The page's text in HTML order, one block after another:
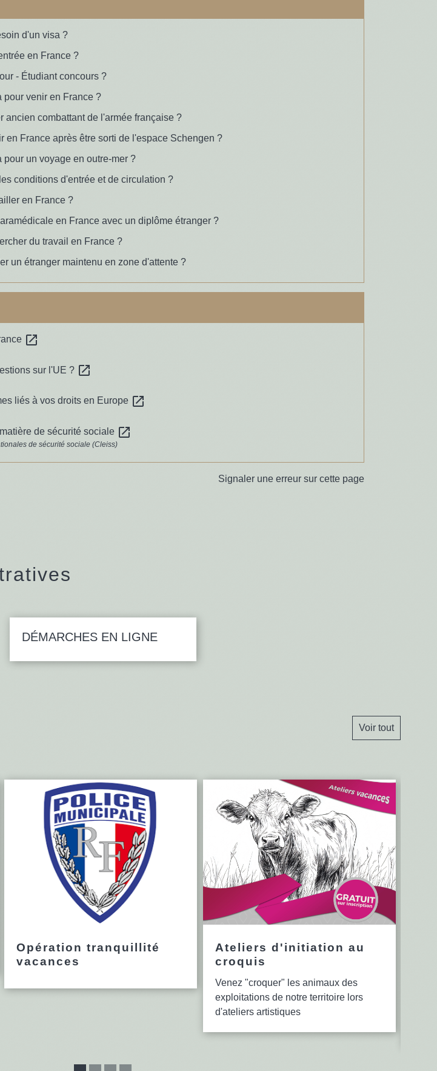
d'un visa ?
en France ?
- Étudiant concours ?
pour venir en France ?
ancien combattant de l'armée française ?
en France après être sorti de l'espace Schengen ?
un voyage en outre-mer ?
conditions d'entrée et de circulation ?
en France ?
en France avec un diplôme étranger ?
du travail en France ?
un étranger maintenu en zone d'attente ?
open_in_new
sur l'UE ? open_in_new
liés à vos droits en Europe open_in_new
de sécurité sociale open_in_new
de sécurité sociale (Cleiss)
Signaler une erreur sur cette page
DÉMARCHES EN LIGNE
Voir tout
Opération tranquillité
vacances
Ateliers d'initiation au
croquis
Venez "croquer" les animaux des
exploitations de notre territoire lors
d'ateliers artistiques